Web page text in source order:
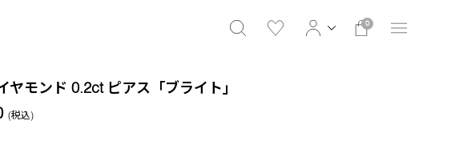
0
ヤモンド 0.2ct ピアス「ブライト」
(税込)